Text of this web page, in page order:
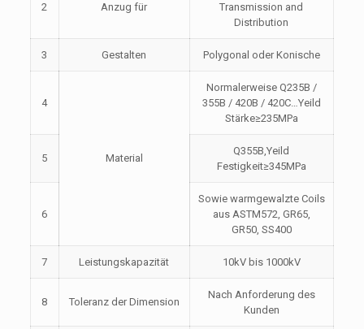
2 Anzug für
Transmission and
Distribution
3 Gestalten Polygonal oder Konische
4
Material
Normalerweise Q235B /
355B / 420B / 420C…Yeild
Stärke≥235MPa
5
Q355B,Yeild
Festigkeit≥345MPa
6
Sowie warmgewalzte Coils
aus ASTM572, GR65,
GR50, SS400
7 Leistungskapazität 10kV bis 1000kV
8 Toleranz der Dimension
Nach Anforderung des
Kunden